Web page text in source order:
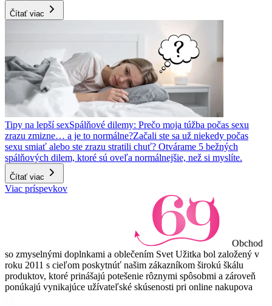
Čítať viac
Tipy na lepší sexSpálňové dilemy: Prečo moja túžba počas sexu
zrazu zmizne… a je to normálne?Začali ste sa už niekedy počas
sexu smiať alebo ste zrazu stratili chuť? Otvárame 5 bežných
spálňových dilem, ktoré sú oveľa normálnejšie, než si myslíte.
Čítať viac
Viac príspevkov
Obchod
so zmyselnými doplnkami a oblečením Svet Užitka bol založený v
roku 2011 s cieľom poskytnúť našim zákazníkom širokú škálu
produktov, ktoré prinášajú potešenie rôznymi spôsobmi a zároveň
ponúkajú vynikajúce užívateľské skúsenosti pri online nakupova